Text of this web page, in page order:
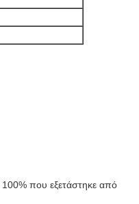
που εξετάστηκε από